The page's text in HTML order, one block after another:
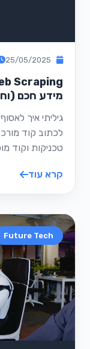
מידע חכם
לכתוב קוד
טכניקות וקוד
קרא עוד
Future Tech